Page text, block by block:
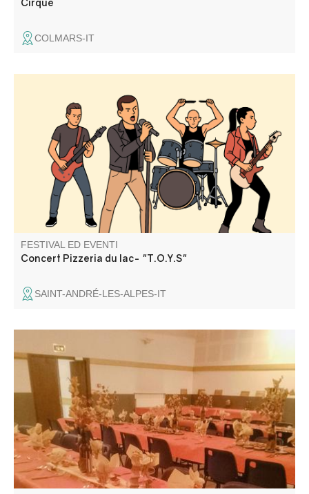
Cirque
COLMARS-IT
Groupe de Rock. Barbecue géant, pizzas au feu de bois,
tout ce qu'il faut pour passer une excellente soirée.
FESTIVAL ED EVENTI
Concert Pizzeria du lac- "T.O.Y.S"
SAINT-ANDRÉ-LES-ALPES-IT
Soirée musicale avec repas organisé par le comité des
fêtes de Beauvezer.